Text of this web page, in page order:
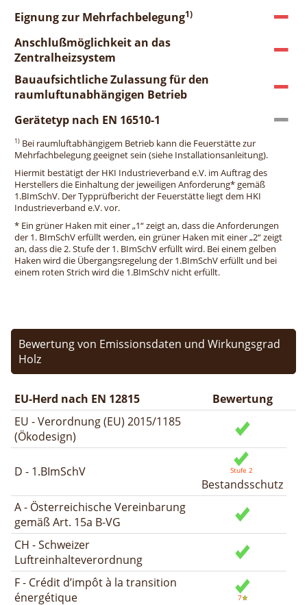
Eignung zur Mehrfachbelegung1)
Anschlußmöglichkeit an das
Zentralheizsystem
Bauaufsichtliche Zulassung für den
raumluftunabhängigen Betrieb
Gerätetyp nach EN 16510-1
1) Bei raumluftabhängigem Betrieb kann die Feuerstätte zur
Mehrfachbelegung geeignet sein (siehe Installationsanleitung).
Hiermit bestätigt der HKI Industrieverband e.V. im Auftrag des
Herstellers die Einhaltung der jeweiligen Anforderung* gemäß
1.BImSchV. Der Typprüfbericht der Feuerstätte liegt dem HKI
Industrieverband e.V. vor.
* Ein grüner Haken mit einer „1“ zeigt an, dass die Anforderungen
der 1. BImSchV erfüllt werden, ein grüner Haken mit einer „2“ zeigt
an, dass die 2. Stufe der 1. BImSchV erfüllt wird. Bei einem gelben
Haken wird die Übergangsregelung der 1.BImSchV erfüllt und bei
einem roten Strich wird die 1.BImSchV nicht erfüllt.
Bewertung von Emissionsdaten und Wirkungsgrad
Holz
EU-Herd nach EN 12815
Bewertung
EU - Verordnung (EU) 2015/1185
(Ökodesign)
D - 1.BImSchV
Bestandsschutz
A - Österreichische Vereinbarung
gemäß Art. 15a B-VG
CH - Schweizer
Luftreinhalteverordnung
F - Crédit d’impôt à la transition
énergétique